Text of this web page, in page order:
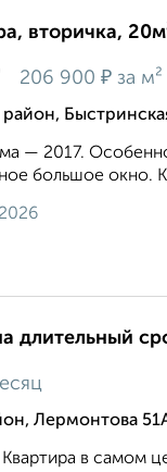
вторичка,
206 900 ₽ за м²
— 2017.
большое окно.
длительный
Лермонтова
в самом